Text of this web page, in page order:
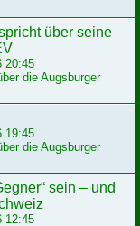
über seine
20:45
die Augsburger
19:45
die Augsburger
sein – und
12:45